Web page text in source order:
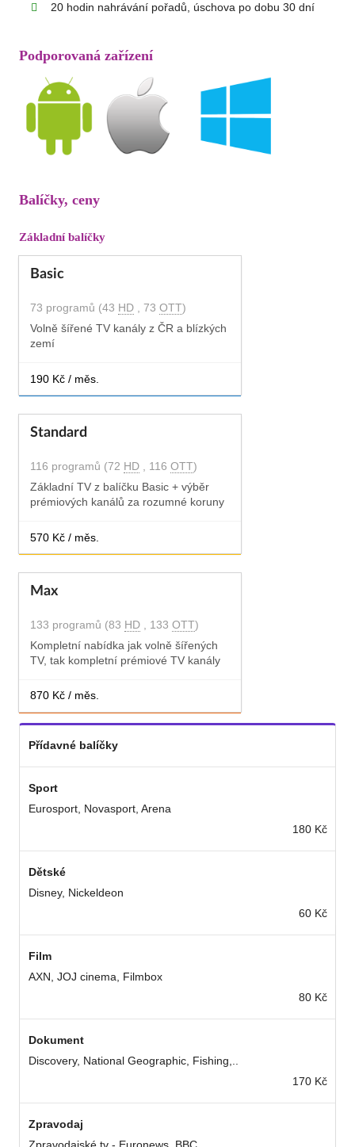
20 hodin nahrávání pořadů, úschova po dobu 30 dní
Podporovaná zařízení
Balíčky, ceny
Základní balíčky
Basic
73 programů (43 HD , 73OTT)
Volně šířené TV kanály z ČR a blízkých
zemí
190 Kč / měs.
Standard
116 programů (72 HD , 116OTT)
Základní TV z balíčku Basic + výběr
prémiových kanálů za rozumné koruny
570 Kč / měs.
Max
133 programů (83 HD , 133OTT)
Kompletní nabídka jak volně šířených
TV, tak kompletní prémiové TV kanály
870 Kč / měs.
Přídavné balíčky
Sport
Eurosport, Novasport, Arena
180 Kč
Dětské
Disney, Nickeldeon
60 Kč
Film
AXN, JOJ cinema, Filmbox
80 Kč
Dokument
Discovery, National Geographic, Fishing,..
170 Kč
Zpravodaj